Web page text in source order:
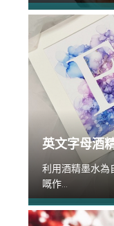
英文字母酒
利用酒精墨水為
嘅作...